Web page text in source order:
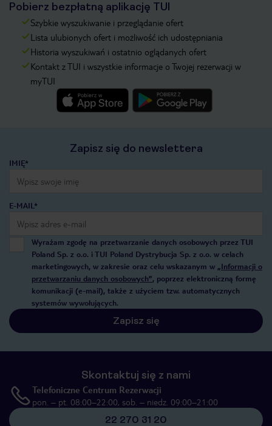
Pobierz bezpłatną aplikację TUI
Szybkie wyszukiwanie i przeglądanie ofert
Lista ulubionych ofert i możliwość ich udostępniania
Historia wyszukiwań i ostatnio oglądanych ofert
Kontakt z TUI i wszystkie informacje o Twojej rezerwacji w
myTUI
Zapisz się do newslettera
IMIĘ*
E-MAIL*
Wyrażam zgodę na przetwarzanie danych osobowych przez TUI
Poland Sp. z o.o. i TUI Poland Dystrybucja Sp. z o.o. w celach
marketingowych, w zakresie oraz celu wskazanym w „Informacji o
przetwarzaniu danych osobowych”, poprzez elektroniczną formę
komunikacji (e-mail), także z użyciem tzw. automatycznych
systemów wywołujących.
Zapisz się
Skontaktuj się z nami
Telefoniczne Centrum Rezerwacji
pon. – pt. 08:00–22:00, sob. – niedz. 09:00–21:00
22 270 31 20